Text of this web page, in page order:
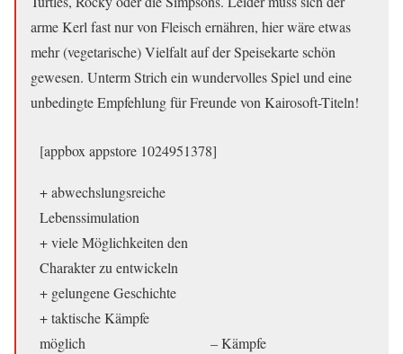
arme Kerl fast nur von Fleisch ernähren, hier wäre etwas
mehr (vegetarische) Vielfalt auf der Speisekarte schön
gewesen. Unterm Strich ein wundervolles Spiel und eine
unbedingte Empfehlung für Freunde von Kairosoft-Titeln!
[appbox appstore 1024951378]
+ abwechslungsreiche
Lebenssimulation
+ viele Möglichkeiten den
Charakter zu entwickeln
+ gelungene Geschichte
+ taktische Kämpfe
möglich
– Kämpfe